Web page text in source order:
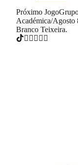
Próximo Jogo
Académica/Agosto
Branco Teixeira.